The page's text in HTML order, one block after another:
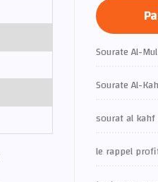
Sourate Al-
Sourate Al-
sourat al
le rappel